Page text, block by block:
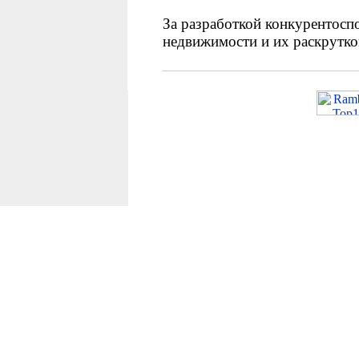
За разработкой
недвижимости и их